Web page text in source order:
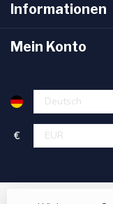
Informationen
Mein Konto
€